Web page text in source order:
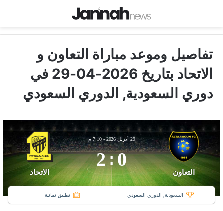
تفاصيل وموعد مباراة التعاون و
الاتحاد بتاريخ 2026-04-29 في
دوري السعودية, الدوري السعودي
التعاون
29 أبريل 2026 -7:10 م
0
:
2
الاتحاد
السعودية, الدوري السعودي تطبيق ثمانية